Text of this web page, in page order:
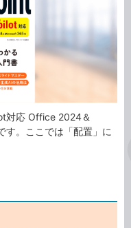
対応 Office 2024＆
。ここでは「配置」に